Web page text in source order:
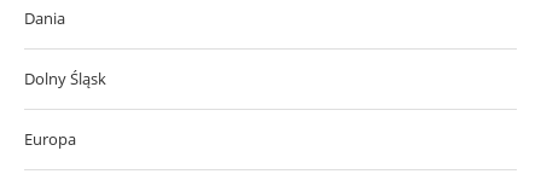
Dania
Dolny Śląsk
Europa